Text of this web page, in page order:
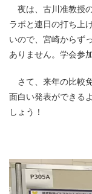
夜は、古川准教授
ラボと連日の打ち上
いので、宮崎からず
ありません。学会参
さて、来年の比較
面白い発表ができる
しょう！